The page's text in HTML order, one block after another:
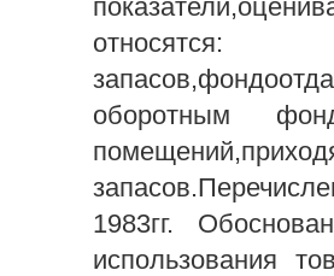
оборотным
1983гг.
использования